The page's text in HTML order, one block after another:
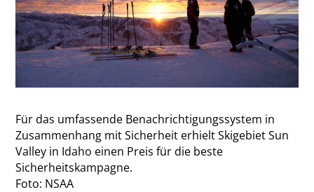
Für das umfassende Benachrichtigungssystem in
Zusammenhang mit Sicherheit erhielt Skigebiet Sun
Valley in Idaho einen Preis für die beste
Sicherheitskampagne.
Foto: NSAA